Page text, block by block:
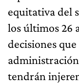
equitativa del
los últimos 26
decisiones
tendrán